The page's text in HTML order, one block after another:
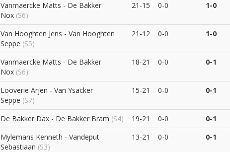
Vanmaercke Matts - De Bakker
Nox (S6)
21-15 0-0 1-0
Van Hooghten Jens - Van Hooghten
Seppe (S5)
21-12 0-0 1-0
Vanmaercke Matts - De Bakker
Nox (S6)
18-21 0-0 0-1
Looverie Arjen - Van Ysacker
Seppe (S7)
15-21 0-0 0-1
De Bakker Dax - De Bakker Bram (S4) 19-21 0-0 0-1
Mylemans Kenneth - Vandeput
Sebastiaan (S3)
13-21 0-0 0-1